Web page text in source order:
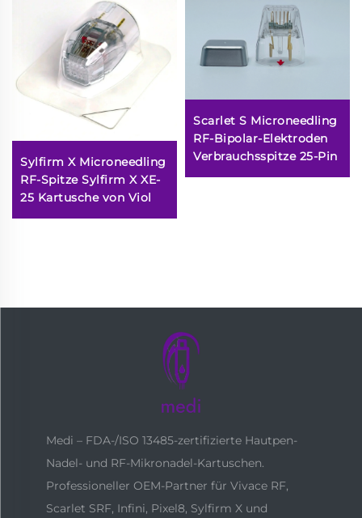
Sylfirm X Microneedling
RF-Spitze Sylfirm X XE-
25 Kartusche von Viol
Scarlet S Microneedling
RF-Bipolar-Elektroden
Verbrauchsspitze 25-Pin
Medi – FDA-/ISO 13485-zertifizierte Hautpen-
Nadel- und RF-Mikronadel-Kartuschen.
Professioneller OEM-Partner für Vivace RF,
Scarlet SRF, Infini, Pixel8, Sylfirm X und